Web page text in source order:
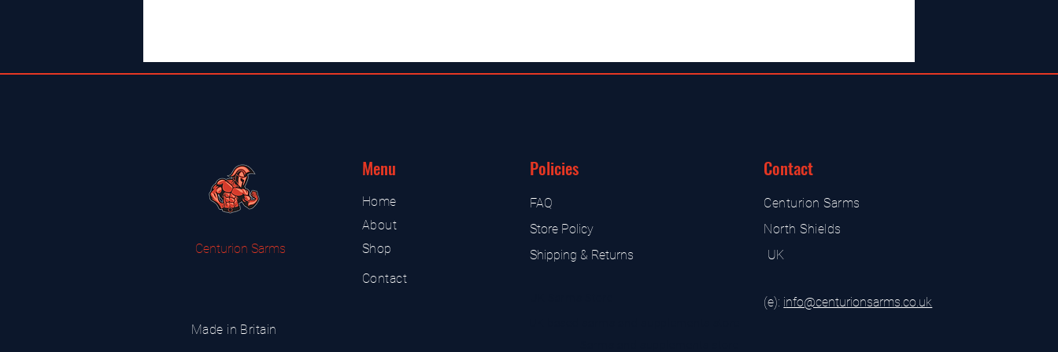
Centurion Sarms
Made in Britain
Menu
Home
About
Shop
Contact
Policies
FAQ
Store Policy
Shipping & Returns
Contact
Centurion Sarms
North Shields
UK
(e): info@centurionsarms.co.uk